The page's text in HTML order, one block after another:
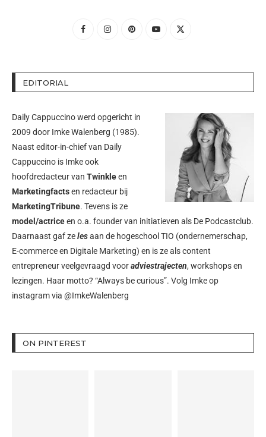
EDITORIAL
Daily Cappuccino werd opgericht in
2009 door Imke Walenberg (1985).
Naast editor-in-chief van Daily
Cappuccino is Imke ook
hoofdredacteur van Twinkleen
Marketingfactsen redacteur bij
MarketingTribune. Tevens is ze
model/actriceen o.a. founder van initiatieven als De Podcastclub.
Daarnaast gaf zelesaan de hogeschool TIO (ondernemerschap,
E-commerce en Digitale Marketing) en is ze als content
entrepreneur veelgevraagd vooradviestrajecten, workshops en
lezingen. Haar motto? “Always be curious”. Volg Imke op
instagram via @ImkeWalenberg
ON PINTEREST